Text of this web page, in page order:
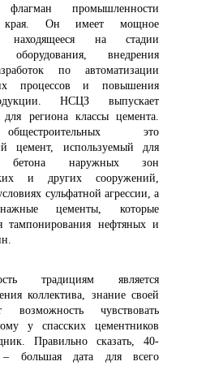
промышленности
края. Он имеет мощное
находящееся на стадии
оборудования, внедрения
по автоматизации
процессов и повышения
НСЦЗ выпускает
для региона классы цемента.
это
цемент, используемый для
бетона наружных зон
и других сооружений,
сульфатной агрессии, а
цементы, которые
тампонирования нефтяных и
традициям является
коллектива, знание своей
возможность чувствовать
у спасских цементников
Правильно сказать, 40-
большая дата для всего